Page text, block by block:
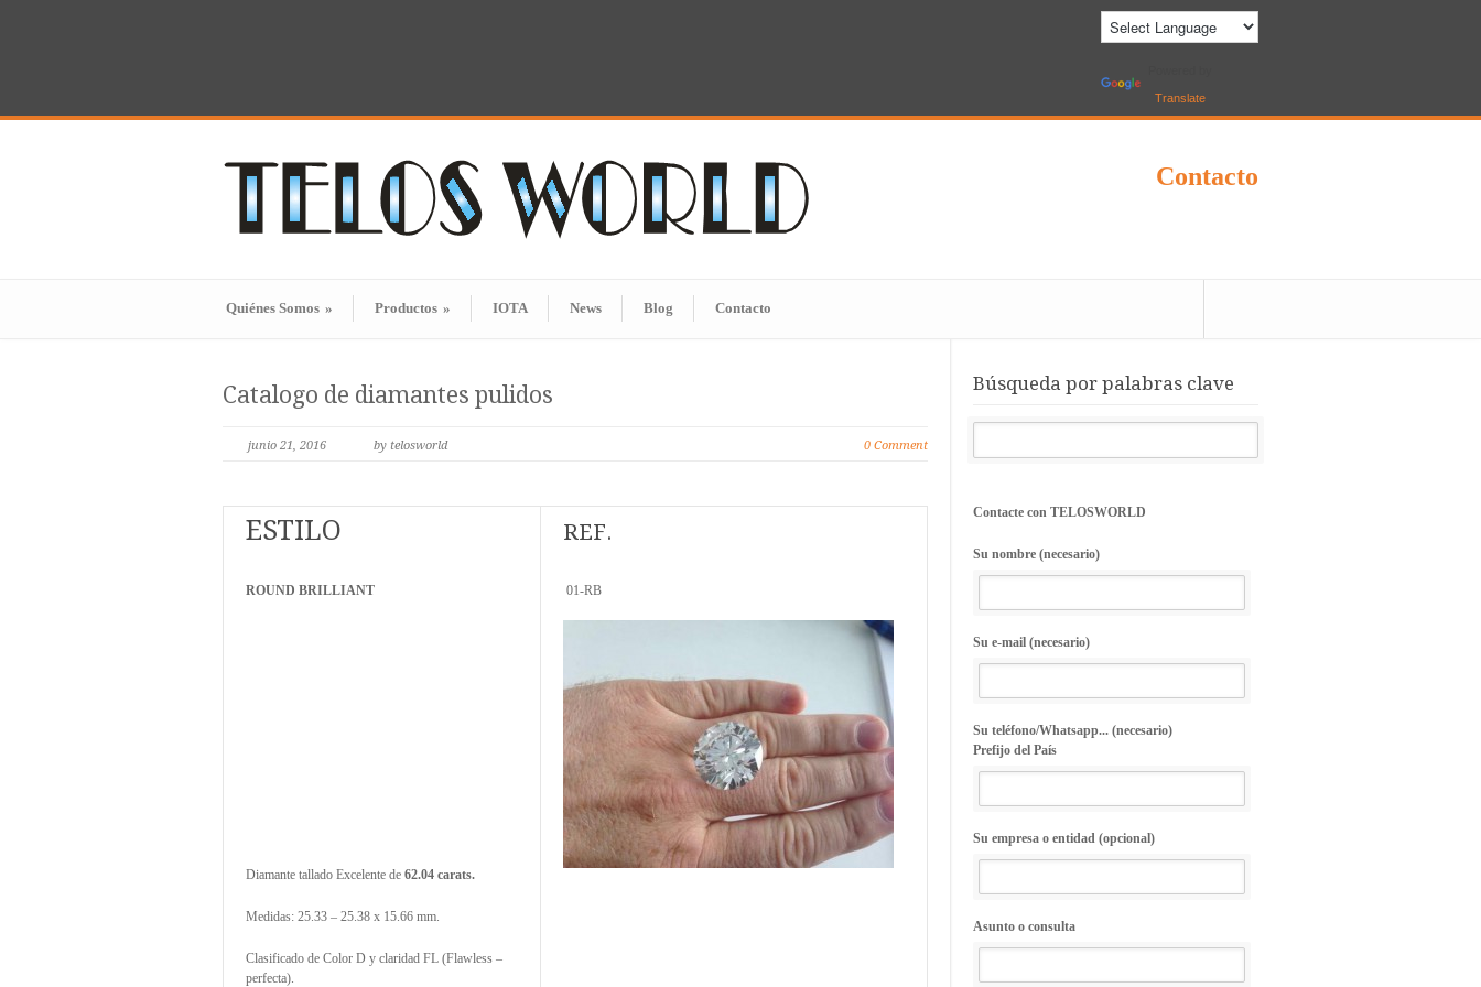
Translate
Contacto
Quiénes Somos » Productos » IOTA News Blog Contacto
Catalogo de diamantes pulidos
junio 21, 2016 by telosworld 0 Comment
ESTILO REF.
ROUND BRILLIANT 01-RB
Diamante tallado Excelente de 62.04 carats.
Medidas: 25.33 – 25.38 x 15.66 mm.
Clasificado de Color D y claridad FL (Flawless –
perfecta).
Búsqueda por palabras clave
Contacte con TELOSWORLD
Su nombre (necesario)
Su e-mail (necesario)
Su teléfono/Whatsapp... (necesario)
Prefijo del País
Su empresa o entidad (opcional)
Asunto o consulta